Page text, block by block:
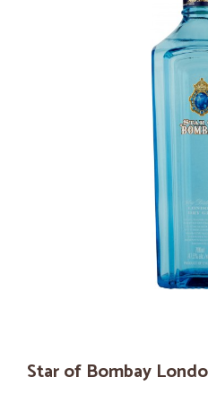
Star of Bombay